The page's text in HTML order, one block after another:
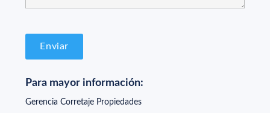
Para mayor información:
Gerencia Corretaje Propiedades